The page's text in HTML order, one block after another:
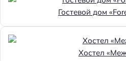
Гостевой дом
Хостел